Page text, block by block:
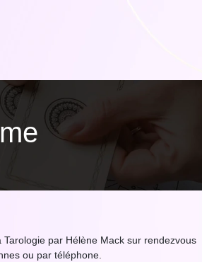
Tarologie par Hélène Mack sur rendezvous
ou par téléphone.